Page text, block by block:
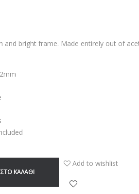
and bright frame. Made entirely out of
ΚΑΛΆΘΙ
Add to wishlist